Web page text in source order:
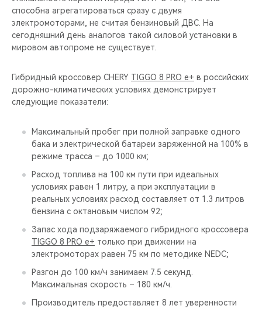
способна агрегатироваться сразу с двумя
электромоторами, не считая бензиновый ДВС. На
сегодняшний день аналогов такой силовой установки в
мировом автопроме не существует.
Гибридный кроссовер CHERY TIGGO 8 PRO e+ в российских
дорожно-климатических условиях демонстрирует
следующие показатели:
Максимальный пробег при полной заправке одного
бака и электрической батареи заряженной на 100% в
режиме трасса – до 1000 км;
Расход топлива на 100 км пути при идеальных
условиях равен 1 литру, а при эксплуатации в
реальных условиях расход составляет от 1.3 литров
бензина с октановым числом 92;
Запас хода подзаряжаемого гибридного кроссовера
TIGGO 8 PRO e+ только при движении на
электромоторах равен 75 км по методике NEDC;
Разгон до 100 км/ч занимаем 7.5 секунд.
Максимальная скорость – 180 км/ч.
Производитель предоставляет 8 лет уверенности